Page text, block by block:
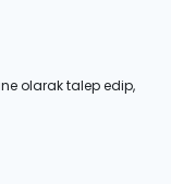
olarak talep edip,